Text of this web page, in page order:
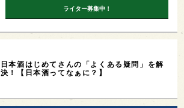
ライター募集中！
日本酒はじめてさんの「よくある疑問」を解
決！【日本酒ってなぁに？】